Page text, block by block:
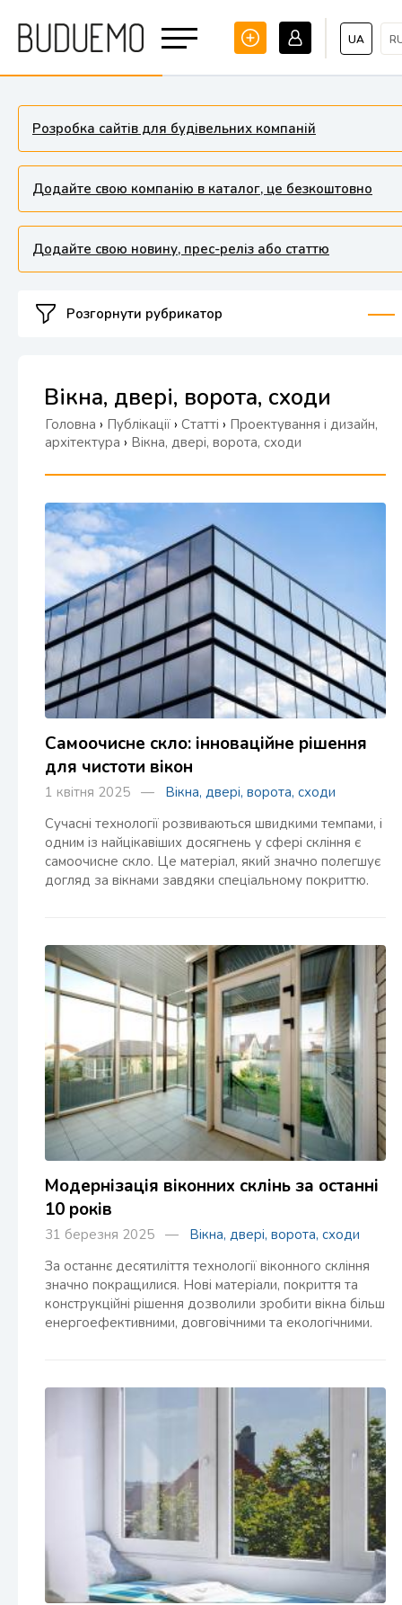
UA
Розробка сайтів для будівельних компаній
Додайте свою компанію в каталог, це безкоштовно
Додайте свою новину, прес-реліз або статтю
Розгорнути рубрикатор
Вікна, двері, ворота, сходи
Головна › Публікації › Статті › Проектування і дизайн,
архітектура › Вікна, двері, ворота, сходи
Самоочисне скло: інноваційне рішення
для чистоти вікон
1 квітня 2025 — Вікна, двері, ворота, сходи
Сучасні технології розвиваються швидкими темпами, і
одним із найцікавіших досягнень у сфері скління є
самоочисне скло. Це матеріал, який значно полегшує
догляд за вікнами завдяки спеціальному покриттю.
Модернізація віконних склінь за останні
10 років
31 березня 2025 — Вікна, двері, ворота, сходи
За останнє десятиліття технології віконного скління
значно покращилися. Нові матеріали, покриття та
конструкційні рішення дозволили зробити вікна більш
енергоефективними, довговічними та екологічними.